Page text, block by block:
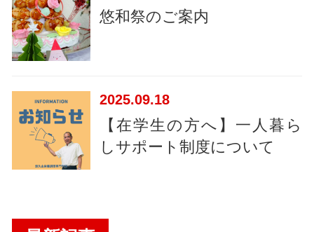
悠和祭のご案内
2025 09.18
【在学生の方へ】一人暮ら
しサポート制度について